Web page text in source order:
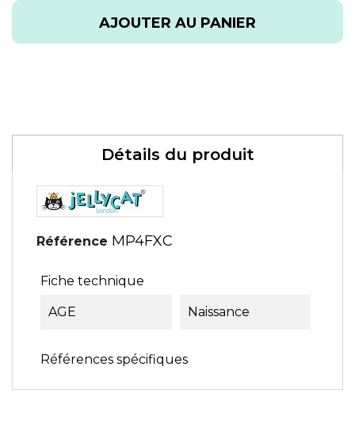
AJOUTER AU PANIER
Détails du produit
Référence MP4FXC
Fiche technique
AGE Naissance
Références spécifiques